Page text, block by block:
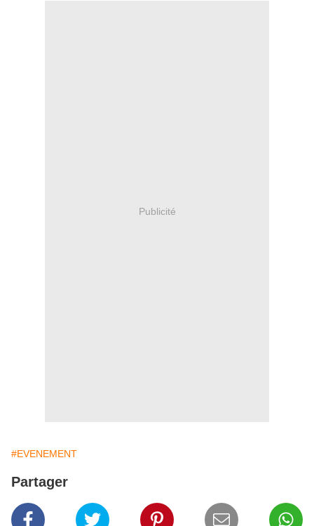
Publicité
#EVENEMENT
Partager